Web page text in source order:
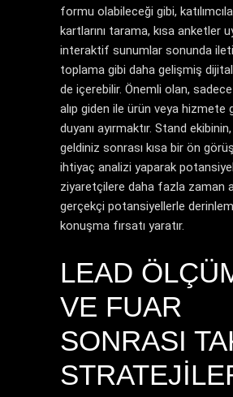
formu olabileceği gibi,
kartlarını tarama, kısa anketler
interaktif sunumlar sonunda
toplama gibi daha gelişmiş
de içerebilir. Önemli olan,
alıp giden ile ürün veya hizmete
duyanı ayırmaktır. Stand
geldiniz sonrası kısa bir ön
ihtiyaç analizi yaparak
ziyaretçilere daha fazla zaman
gerçekçi potansiyellerle
konuşma fırsatı yaratır.
LEAD
VE FUAR
SONRASI